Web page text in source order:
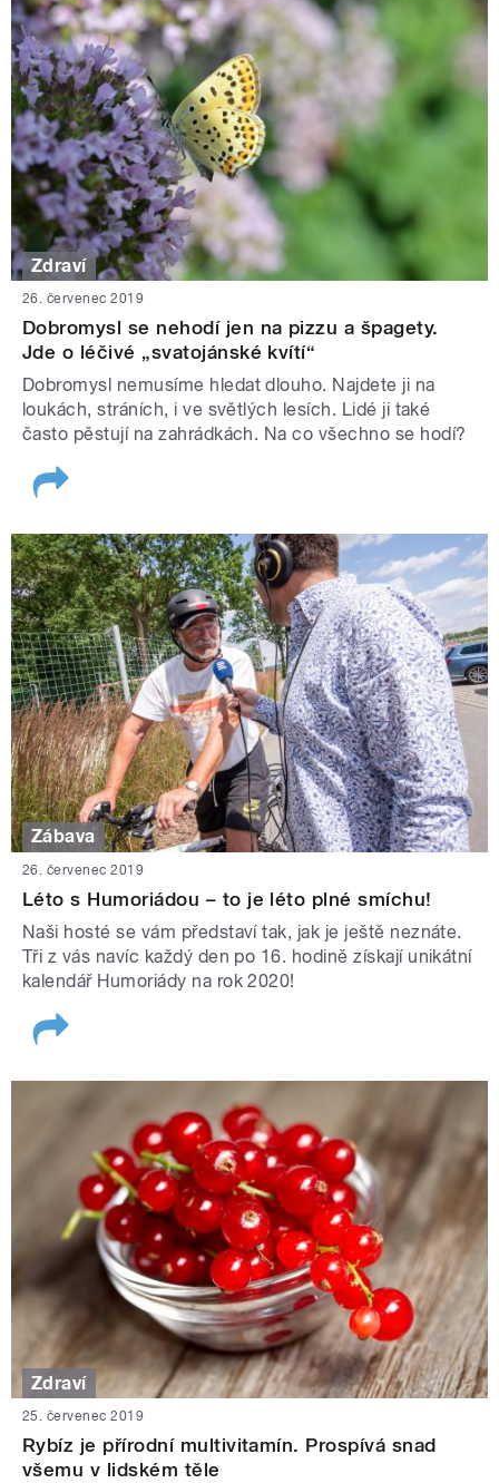
Zdraví
26. červenec 2019
Dobromysl se nehodí jen na pizzu a špagety.
Jde o léčivé „svatojánské kvítí“
Dobromysl nemusíme hledat dlouho. Najdete ji na
loukách, stráních, i ve světlých lesích. Lidé ji také
často pěstují na zahrádkách. Na co všechno se hodí?
Zábava
26. červenec 2019
Léto s Humoriádou – to je léto plné smíchu!
Naši hosté se vám představí tak, jak je ještě neznáte.
Tři z vás navíc každý den po 16. hodině získají unikátní
kalendář Humoriády na rok 2020!
Zdraví
25. červenec 2019
Rybíz je přírodní multivitamín. Prospívá snad
všemu v lidském těle